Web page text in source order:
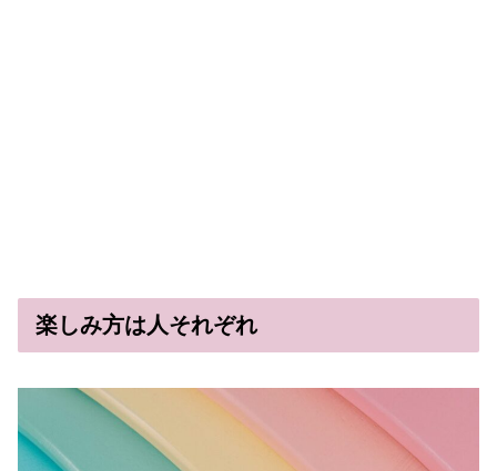
楽しみ方は人それぞれ